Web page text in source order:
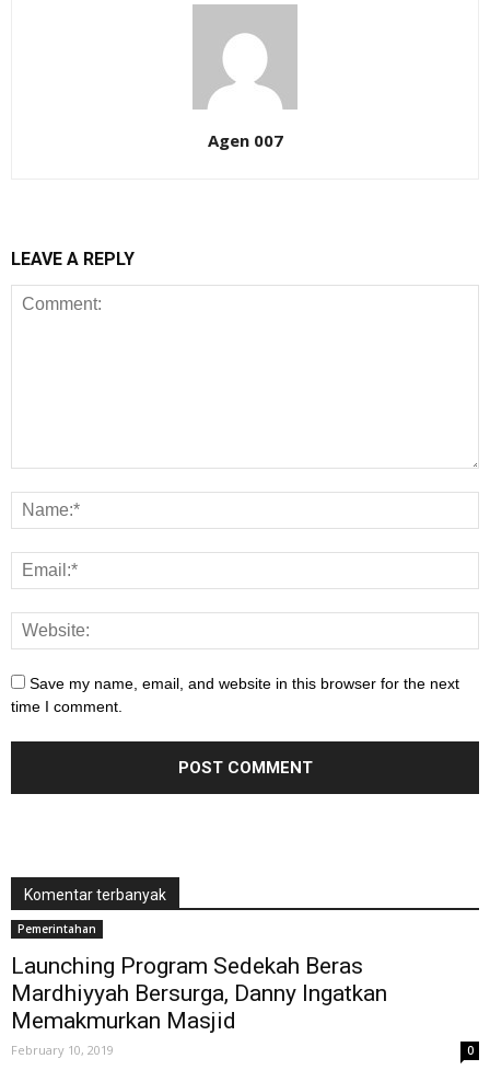
Agen 007
LEAVE A REPLY
Save my name, email, and website in this browser for the next
time I comment.
Komentar terbanyak
Pemerintahan
Launching Program Sedekah Beras
Mardhiyyah Bersurga, Danny Ingatkan
Memakmurkan Masjid
February 10, 2019 0